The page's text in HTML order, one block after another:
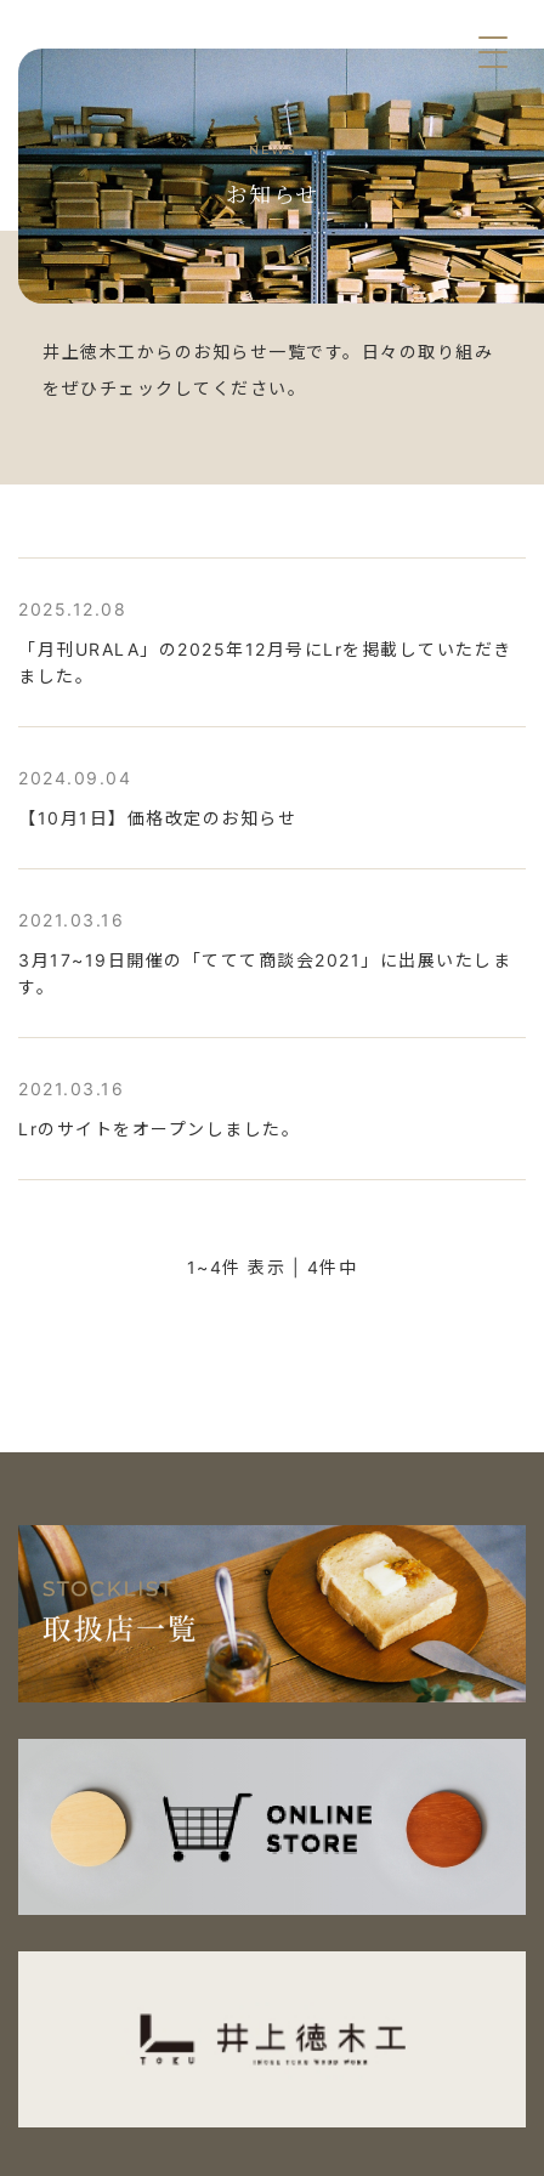
NEWS
お知らせ
井上徳木工からのお知らせ一覧です。日々の取り組み
をぜひチェックしてください。
2025.12.08
「月刊URALA」の2025年12月号にLrを掲載していただき
ました。
2024.09.04
【10月1日】価格改定のお知らせ
2021.03.16
3月17~19日開催の「ててて商談会2021」に出展いたしま
す。
2021.03.16
Lrのサイトをオープンしました。
1~4件 表示 | 4件中